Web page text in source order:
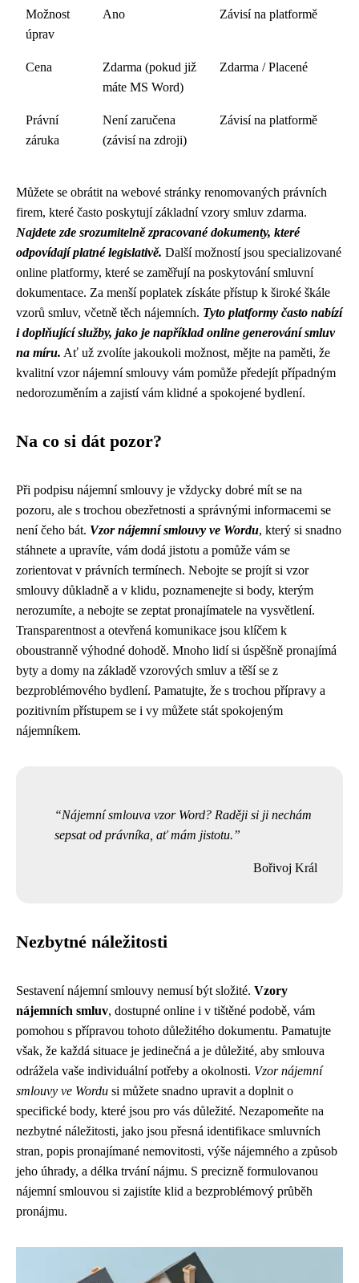
Možnost
úprav
Ano Závisí na platformě
Cena
Zdarma (pokud již
máte MS Word)
Zdarma / Placené
Právní
záruka
Není zaručena
(závisí na zdroji)
Závisí na platformě
Můžete se obrátit na webové stránky renomovaných právních
firem, které často poskytují základní vzory smluv zdarma.
Najdete zde srozumitelně zpracované dokumenty, které
odpovídají platné legislativě. Další možností jsou specializované
online platformy, které se zaměřují na poskytování smluvní
dokumentace. Za menší poplatek získáte přístup k široké škále
vzorů smluv, včetně těch nájemních. Tyto platformy často nabízí
i doplňující služby, jako je například online generování smluv
na míru. Ať už zvolíte jakoukoli možnost, mějte na paměti, že
kvalitní vzor nájemní smlouvy vám pomůže předejít případným
nedorozuměním a zajistí vám klidné a spokojené bydlení.
Na co si dát pozor?
Při podpisu nájemní smlouvy je vždycky dobré mít se na
pozoru, ale s trochou obezřetnosti a správnými informacemi se
není čeho bát. Vzor nájemní smlouvy ve Wordu, který si snadno
stáhnete a upravíte, vám dodá jistotu a pomůže vám se
zorientovat v právních termínech. Nebojte se projít si vzor
smlouvy důkladně a v klidu, poznamenejte si body, kterým
nerozumíte, a nebojte se zeptat pronajímatele na vysvětlení.
Transparentnost a otevřená komunikace jsou klíčem k
oboustranně výhodné dohodě. Mnoho lidí si úspěšně pronajímá
byty a domy na základě vzorových smluv a těší se z
bezproblémového bydlení. Pamatujte, že s trochou přípravy a
pozitivním přístupem se i vy můžete stát spokojeným
nájemníkem.
Nájemní smlouva vzor Word? Raději si ji nechám
sepsat od právníka, ať mám jistotu.
Bořivoj Král
Nezbytné náležitosti
Sestavení nájemní smlouvy nemusí být složité. Vzory
nájemních smluv, dostupné online i v tištěné podobě, vám
pomohou s přípravou tohoto důležitého dokumentu. Pamatujte
však, že každá situace je jedinečná a je důležité, aby smlouva
odrážela vaše individuální potřeby a okolnosti. Vzor nájemní
smlouvy ve Wordu si můžete snadno upravit a doplnit o
specifické body, které jsou pro vás důležité. Nezapomeňte na
nezbytné náležitosti, jako jsou přesná identifikace smluvních
stran, popis pronajímané nemovitosti, výše nájemného a způsob
jeho úhrady, a délka trvání nájmu. S precizně formulovanou
nájemní smlouvou si zajistíte klid a bezproblémový průběh
pronájmu.